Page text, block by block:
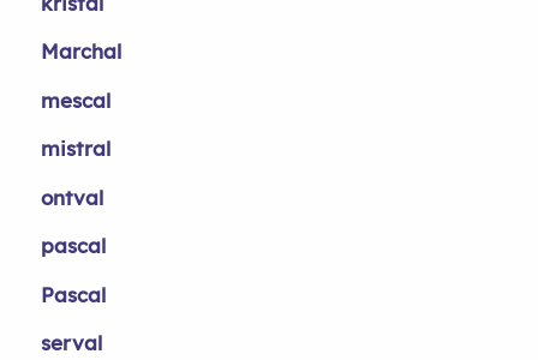
Marchal
mescal
mistral
ontval
pascal
Pascal
serval